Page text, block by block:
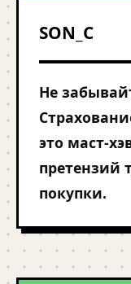
SON_C
Не
это маст-
претензий
покупки.